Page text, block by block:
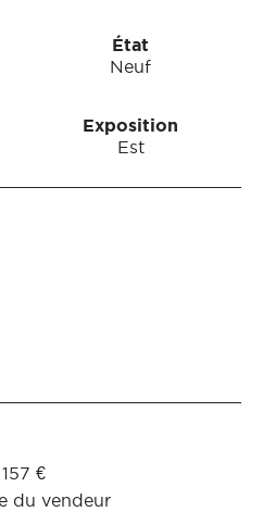
État
Neuf
Exposition
Est
€
du vendeur